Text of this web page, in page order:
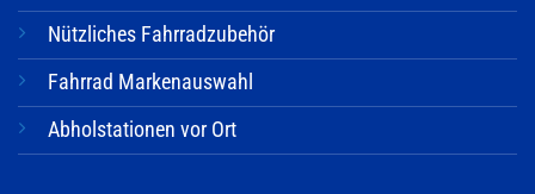
Nützliches Fahrradzubehör
Fahrrad Markenauswahl
Abholstationen vor Ort